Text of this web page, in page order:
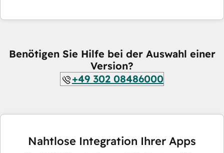
Benötigen Sie Hilfe bei der Auswahl einer
Version?
+49 302 08486000
Nahtlose Integration Ihrer Apps